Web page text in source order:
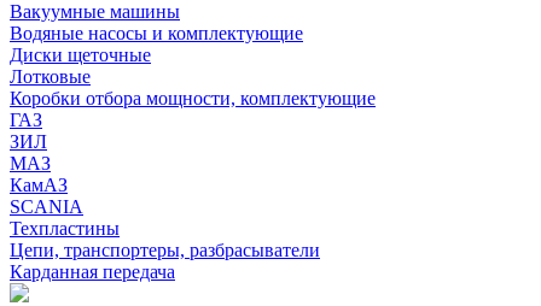
Вакуумные машины
Водяные насосы и комплектующие
Диски щеточные
Лотковые
Коробки отбора мощности, комплектующие
ГАЗ
ЗИЛ
МАЗ
КамАЗ
SCANIA
Техпластины
Цепи, транспортеры, разбрасыватели
Карданная передача